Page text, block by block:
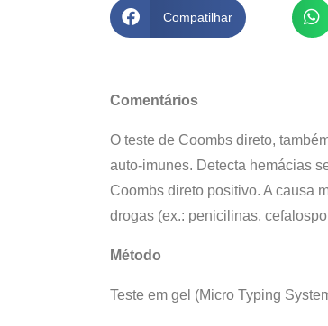
Compatilhar
Comentários
O teste de Coombs direto,
auto-imunes. Detecta hemácias
Coombs direto positivo. A causa
drogas (ex.: penicilinas,
Método
Teste em gel (Micro Typing